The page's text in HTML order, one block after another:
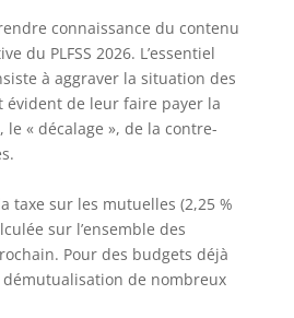
connaissance du contenu
du PLFSS 2026. L’essentiel
à aggraver la situation des
évident de leur faire payer la
« décalage », de la contre-
taxe sur les mutuelles (2,25 %
sur l’ensemble des
Pour des budgets déjà
de nombreux